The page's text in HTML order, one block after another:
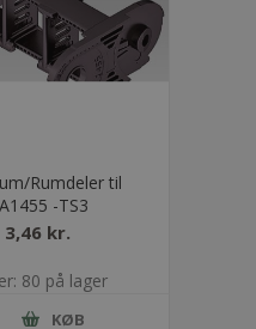
Rumdeler til
-TS3
3,46 kr.
80 på lager
KØB